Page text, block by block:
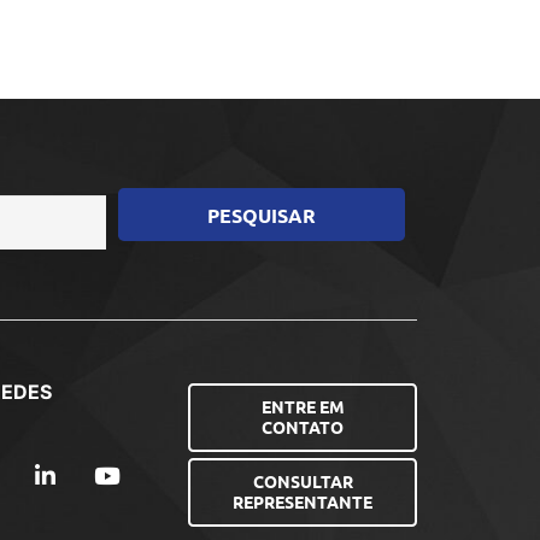
ENTRE EM
CONTATO
CONSULTAR
REPRESENTANTE